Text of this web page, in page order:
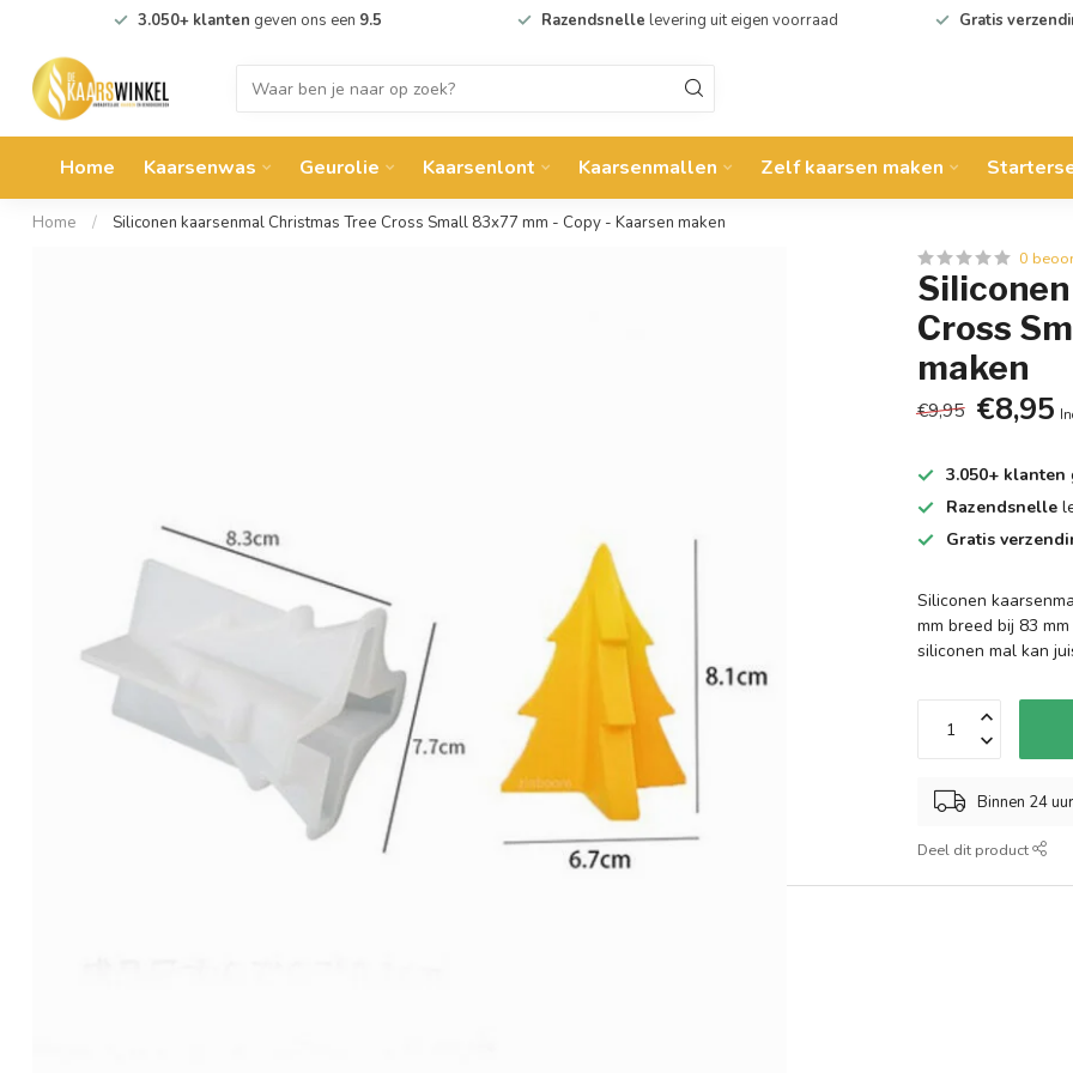
3.050+ klanten geven ons een 9.5 Razendsnelle levering uit eigen voorraad Gratis
Home Kaarsenwas Geurolie Kaarsenlont Kaarsenmallen Zelf kaarsen maken
Home / Siliconen kaarsenmal Christmas Tree Cross Small 83x77 mm - Copy - Kaarsen maken
0
Cross
maken
€9,95 €8,95
3.050+ klanten
Razendsnelle
Gratis
Siliconen
mm breed bij 83
siliconen mal kan
Binnen 24
Deel dit product